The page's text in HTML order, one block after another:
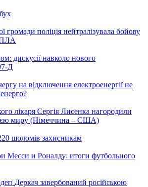
громади поліція нейтралізувала бойову
дискусії навколо нового
Д
на відключення електроенергії не
лікаря Сергія Лисенка нагородили
миру (Німеччина – США)
шоломів захисникам
Месси и Роналду: итоги футбольного
Деркач завербований російською